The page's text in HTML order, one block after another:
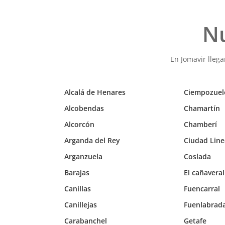
En Jomavir
Alcalá de Henares
Alcobendas
Alcorcón
Arganda del Rey
Arganzuela
Barajas
Canillas
Canillejas
Carabanchel
Chamartín
Chamberí
Ciudad
Coslada
El cañaveral
Fuencarral
Getafe